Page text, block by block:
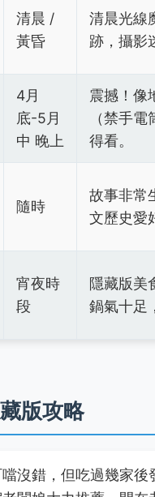
清晨 /
黃昏
清晨光線
跡，攝影
4月
底-5月
中 晚上
震撼！像
（禁手
得看。
隨時
故事非常
文歷史愛
宵夜時
段
隱藏版美
鍋氣十足
版攻略
沒錯，但吃過幾家